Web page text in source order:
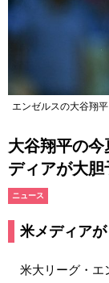
エンゼルスの大谷翔
大谷翔平の
ディアが大胆
ニュース
米メディアが
米大リーグ・エ